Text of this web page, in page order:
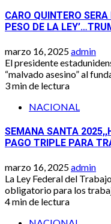
CARO QUINTERO
PESO DE LA
marzo 16, 2025admin
El presidente
“malvado asesino” al
3 min de lectura
NACIONAL
SEMANA SANTA
PAGO TRIPLE PARA
marzo 16, 2025admin
La Ley Federal del
obligatorio para los
4 min de lectura